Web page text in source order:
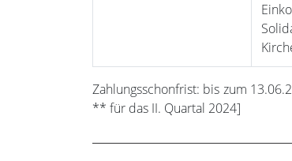
Zahlungsschonfrist: bis zum
** für das II. Quartal 2024]